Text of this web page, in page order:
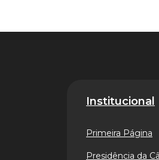
Institucional
Primeira Página
Presidência da